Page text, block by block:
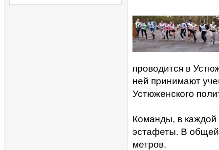
проводится в
ней принимают
Устюженского
Команды, в каждой
эстафеты. В
метров.